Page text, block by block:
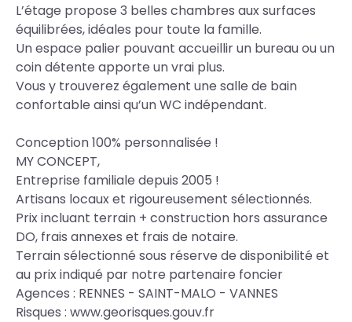
L’étage propose 3 belles chambres aux surfaces
équilibrées, idéales pour toute la famille.
Un espace palier pouvant accueillir un bureau ou un
coin détente apporte un vrai plus.
Vous y trouverez également une salle de bain
confortable ainsi qu’un WC indépendant.
Conception 100% personnalisée !
MY CONCEPT,
Entreprise familiale depuis 2005 !
Artisans locaux et rigoureusement sélectionnés.
Prix incluant terrain + construction hors assurance
DO, frais annexes et frais de notaire.
Terrain sélectionné sous réserve de disponibilité et
au prix indiqué par notre partenaire foncier
Agences : RENNES - SAINT-MALO - VANNES
Risques : www.georisques.gouv.fr